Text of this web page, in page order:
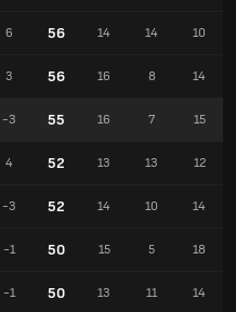
6 56 14 14 10
3 56 16 8 14
-3 55 16 7 15
4 52 13 13 12
-3 52 14 10 14
-1 50 15 5 18
-1 50 13 11 14